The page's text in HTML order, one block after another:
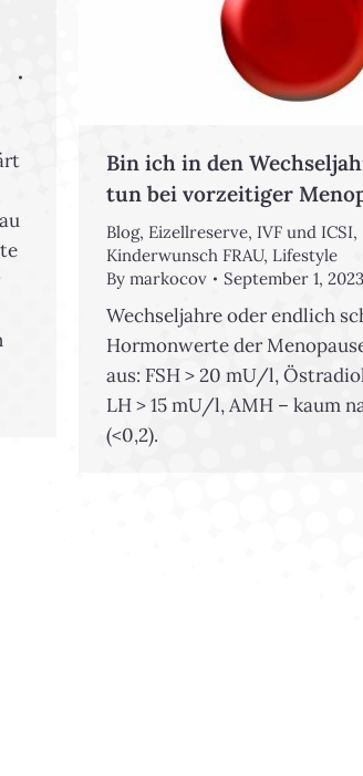
Bin ich in den
tun bei vorzeitiger
Blog, Eizellreserve, IVF und ICSI,
Kinderwunsch FRAU, Lifestyle
By markocov September 1, 2023
Wechseljahre oder endlich
Hormonwerte der
aus: FSH > 20 mU/l,
LH > 15 mU/l, AMH – kaum
(<0,2).